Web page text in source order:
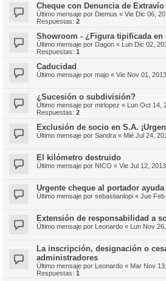
Cheque con Denuncia de Extravío
Último mensaje por Diemus « Vie Dic 06,
Respuestas: 2
Showroom - ¿Figura tipificada en
Último mensaje por Dagon « Lun Dic 02,
Respuestas: 1
Caducidad
Último mensaje por majo « Vie Nov 01,
¿Sucesión o subdivisión?
Último mensaje por mirlopez « Lun Oct 14,
Respuestas: 2
Exclusión de socio en S.A.
Último mensaje por Sandra « Mié Jul 24,
El kilómetro destruido
Último mensaje por NICO « Vie Jul 12,
Urgente cheque al portador ayuda
Último mensaje por sebastianlopi « Jue Feb
Extensión de responsabilidad a
Último mensaje por Leonardo « Lun Nov
La inscripción, designación o
administradores
Último mensaje por Leonardo « Mar Nov
Respuestas: 1